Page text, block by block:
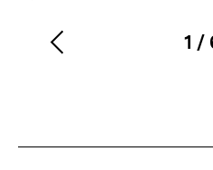
1 /
Vorherigen